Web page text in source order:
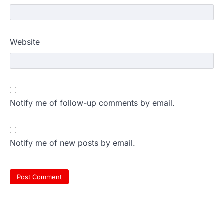
Website
Notify me of follow-up comments by email.
Notify me of new posts by email.